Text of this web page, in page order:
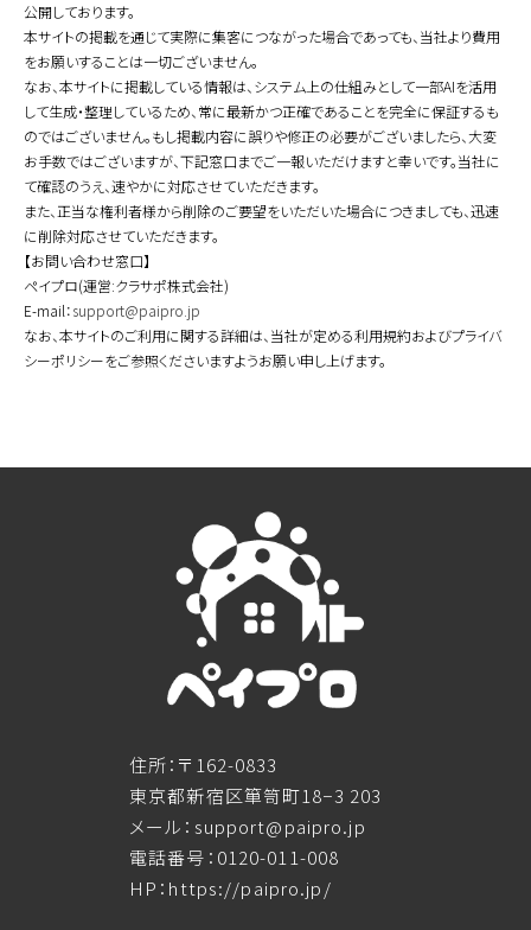
公開しております。
本サイトの掲載を通じて実際に集客につながった場合であっても、当社より費用
をお願いすることは一切ございません。
なお、本サイトに掲載している情報は、システム上の仕組みとして一部AIを活用
して生成・整理しているため、常に最新かつ正確であることを完全に保証するも
のではございません。もし掲載内容に誤りや修正の必要がございましたら、大変
お手数ではございますが、下記窓口までご一報いただけますと幸いです。当社に
て確認のうえ、速やかに対応させていただきます。
また、正当な権利者様から削除のご要望をいただいた場合につきましても、迅速
に削除対応させていただきます。
【お問い合わせ窓口】
ペイプロ(運営:クラサポ株式会社)
E-mail：support@paipro.jp
なお、本サイトのご利用に関する詳細は、当社が定める利用規約およびプライバ
シーポリシーをご参照くださいますようお願い申し上げます。
住所：〒162-0833
東京都新宿区箪笥町18−3 203
メール：support@paipro.jp
電話番号：0120-011-008
HP：https://paipro.jp/